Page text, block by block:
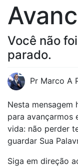
Você não
parado.
Pr Marco A
Nesta
para avançarmos
vida: não perder
guardar Sua
Siga em direção